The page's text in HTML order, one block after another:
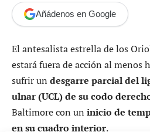
Añádenos en Google
El antesalista estrella de los
estará fuera de acción al menos
sufrir un desgarre parcial del
ulnar (UCL) de su codo
Baltimore con un inicio de
en su cuadro interior.